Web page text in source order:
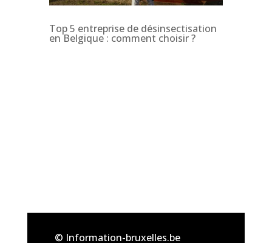
Top 5 entreprise de désinsectisation
en Belgique : comment choisir ?
© Information-bruxelles.be